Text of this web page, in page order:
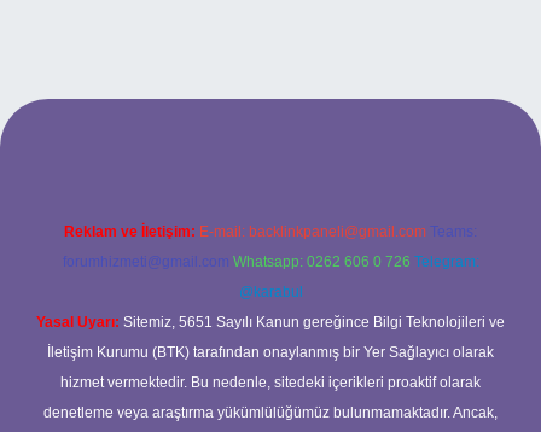
adresi
Reklam ve İletişim: E-mail: backlinkpaneli@gmail.com Teams:
forumhizmeti@gmail.com Whatsapp: 0262 606 0 726 Telegram:
@karabul
Yasal Uyarı: Sitemiz, 5651 Sayılı Kanun gereğince Bilgi Teknolojileri ve
İletişim Kurumu (BTK) tarafından onaylanmış bir Yer Sağlayıcı olarak
hizmet vermektedir. Bu nedenle, sitedeki içerikleri proaktif olarak
denetleme veya araştırma yükümlülüğümüz bulunmamaktadır. Ancak,